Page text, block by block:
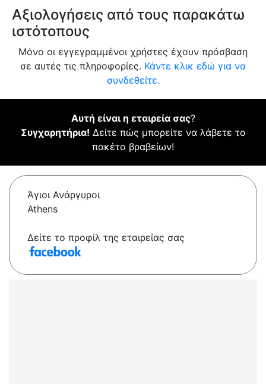
Αξιολογήσεις από τους παρακάτω
ιστότοπους
Μόνο οι εγγεγραμμένοι χρήστες έχουν πρόσβαση
σε αυτές τις πληροφορίες. Κάντε κλικ εδώ για να
συνδεθείτε.
Αυτή είναι η εταιρεία σας?
Συγχαρητήρια! Δείτε πώς μπορείτε να λάβετε το
πακέτο βραβείων!
Άγιοι Ανάργυροι
Athens
Δείτε το προφίλ της εταιρείας σας